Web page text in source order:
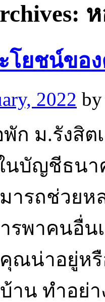
โยชน์ขอ
2022 by
พัก ม.รังสิ
นบัญชีธนา
ารถช่วยห
รพาคนอื่น
ณน่าอยู่ห
บ้าน ทำอย่